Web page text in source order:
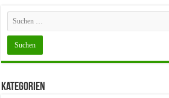
Kategorien